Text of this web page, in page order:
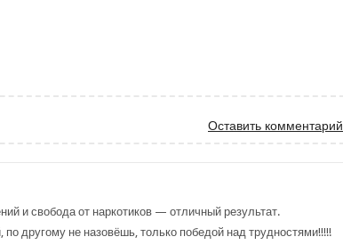
Оставить комментарий
и свобода от наркотиков — отличный результат.
другому не назовёшь, только победой над трудностями!!!!!